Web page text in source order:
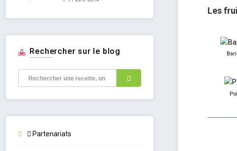
Les
Rechercher sur le blog
Partenariats